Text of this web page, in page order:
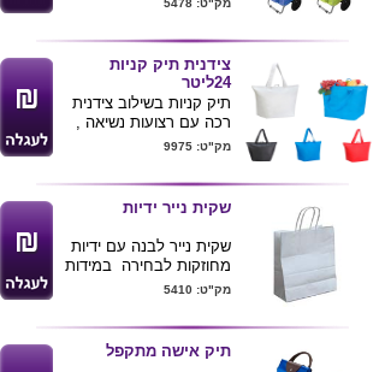
מידת תיק : 20*58*34 ניתן
להסיר את התיק לניקוי
ס"מ .
מק"ט: 5478
צידנית תיק קניות
24ליטר
תיק קניות בשילוב צידנית
רכה עם רצועות נשיאה ,
שומר קום חום .
ניתן להדפיס לוגו הלקוח
ע"ג המוצר .
מק"ט: 9975
שקית נייר ידיות
שקית נייר לבנה עם ידיות
מחוזקות לבחירה במידות
| 25X31 ס"מ
ניתן להדפיס לוגו .
מינימום 1000 יחידות
מק"ט: 5410
תיק אישה מתקפל